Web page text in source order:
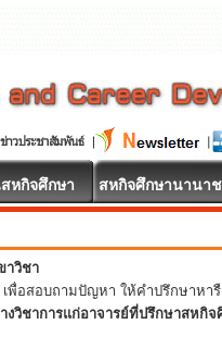
หกิจศึกษา สหกิจศึกษานานา
าวิชา
อสอบถามปัญหา ให้คำปรึกษาหา
งวิชาการแก่อาจารย์ที่ปรึกษาสหกิ